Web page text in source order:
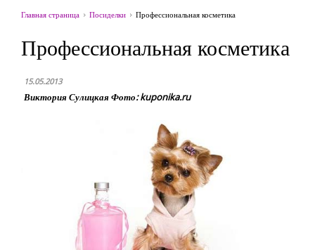
Главная страница Посиделки Профессиональная косметика
Профессиональная косметика
15.05.2013
Виктория Сулицкая Фото: kuponika.ru